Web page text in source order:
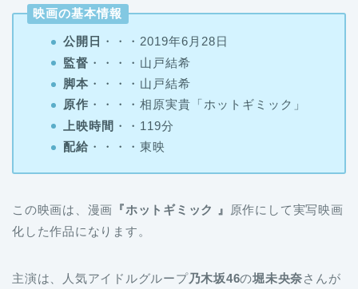
映画の基本情報
公開日 ・・・2019年6月28日
監督 ・・・・山戸結希
脚本 ・・・・山戸結希
原作 ・・・・相原実貴「ホットギミック」
上映時間 ・・119分
配給・・・・東映
この映画は、漫画 『ホットギミック 』
原作にして実写映画
化した作品になります。
主演は、人気アイドルグループ乃木坂46の堀未央奈さんが